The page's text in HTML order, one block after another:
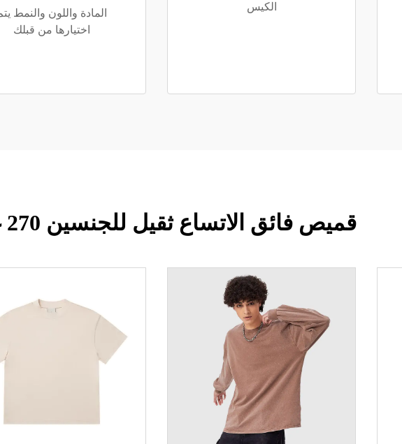
الكيس
المادة واللون والنمط
اختيارها من قبلك
قميص فائق الاتساع ثقيل للجنسين 270 غرام